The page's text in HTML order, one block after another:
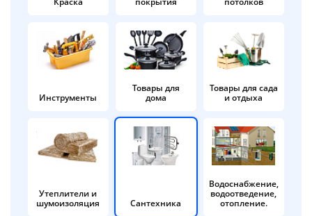
Инструменты
Товары для
дома
Товары для сада
и отдыха
Утеплители и
шумоизоляция
Сантехника
Водоснабжение,
водоотведение,
отопление.
в корзину
Оплачивайте сегодня только
25% картой любого банка
Получайте товар
выбранный способом
Оставшиеся
% будут